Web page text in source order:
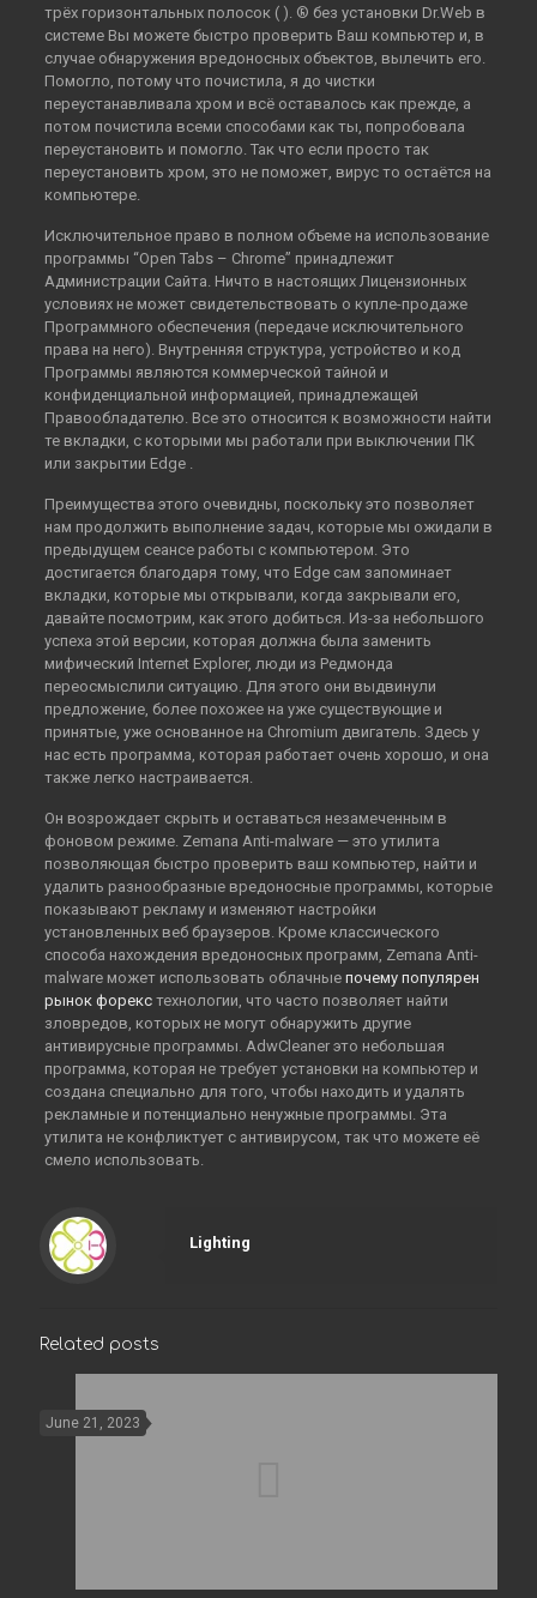
трёх горизонтальных полосок ( ). ® без установки Dr.Web в
системе Вы можете быстро проверить Ваш компьютер и, в
случае обнаружения вредоносных объектов, вылечить его.
Помогло, потому что почистила, я до чистки
переустанавливала хром и всё оставалось как прежде, а
потом почистила всеми способами как ты, попробовала
переустановить и помогло. Так что если просто так
переустановить хром, это не поможет, вирус то остаётся на
компьютере.
Исключительное право в полном объеме на использование
программы “Open Tabs – Chrome” принадлежит
Администрации Сайта. Ничто в настоящих Лицензионных
условиях не может свидетельствовать о купле-продаже
Программного обеспечения (передаче исключительного
права на него). Внутренняя структура, устройство и код
Программы являются коммерческой тайной и
конфиденциальной информацией, принадлежащей
Правообладателю. Все это относится к возможности найти
те вкладки, с которыми мы работали при выключении ПК
или закрытии Edge .
Преимущества этого очевидны, поскольку это позволяет
нам продолжить выполнение задач, которые мы ожидали в
предыдущем сеансе работы с компьютером. Это
достигается благодаря тому, что Edge сам запоминает
вкладки, которые мы открывали, когда закрывали его,
давайте посмотрим, как этого добиться. Из-за небольшого
успеха этой версии, которая должна была заменить
мифический Internet Explorer, люди из Редмонда
переосмыслили ситуацию. Для этого они выдвинули
предложение, более похожее на уже существующие и
принятые, уже основанное на Chromium двигатель. Здесь у
нас есть программа, которая работает очень хорошо, и она
также легко настраивается.
Он возрождает скрыть и оставаться незамеченным в
фоновом режиме. Zemana Anti-malware — это утилита
позволяющая быстро проверить ваш компьютер, найти и
удалить разнообразные вредоносные программы, которые
показывают рекламу и изменяют настройки
установленных веб браузеров. Кроме классического
способа нахождения вредоносных программ, Zemana Anti-
malware может использовать облачные почему популярен
рынок форекстехнологии, что часто позволяет найти
зловредов, которых не могут обнаружить другие
антивирусные программы. AdwCleaner это небольшая
программа, которая не требует установки на компьютер и
создана специально для того, чтобы находить и удалять
рекламные и потенциально ненужные программы. Эта
утилита не конфликтует с антивирусом, так что можете её
смело использовать.
Lighting
Related posts
June 21, 2023